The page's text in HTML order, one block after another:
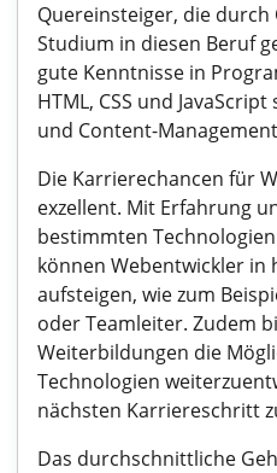
Quereinsteiger, die durch
Studium in diesen Beruf
gute Kenntnisse in
HTML, CSS und
und Content-
Die Karrierechancen für
exzellent. Mit Erfahrung
bestimmten
können Webentwickler in
aufsteigen, wie zum
oder Teamleiter. Zudem
Weiterbildungen die
Technologien
nächsten Karriereschritt
Das durchschnittliche